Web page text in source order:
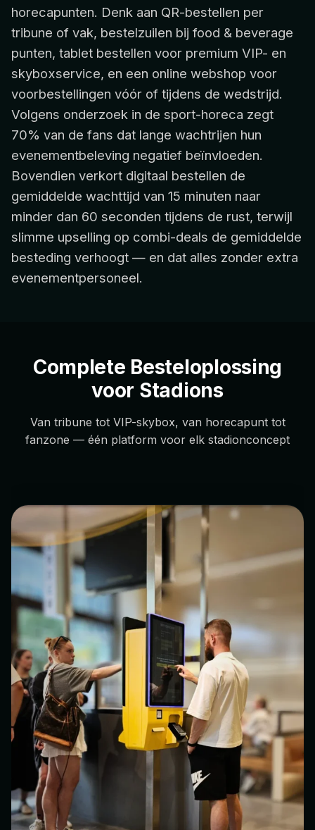
horecapunten. Denk aan QR-bestellen per
tribune of vak, bestelzuilen bij food & beverage
punten, tablet bestellen voor premium VIP- en
skyboxservice, en een online webshop voor
voorbestellingen vóór of tijdens de wedstrijd.
Volgens onderzoek in de sport-horeca zegt
70% van de fans dat lange wachtrijen hun
evenementbeleving negatief beïnvloeden.
Bovendien verkort digitaal bestellen de
gemiddelde wachttijd van 15 minuten naar
minder dan 60 seconden tijdens de rust, terwijl
slimme upselling op combi-deals de gemiddelde
besteding verhoogt — en dat alles zonder extra
evenementpersoneel.
Complete Besteloplossing
voor Stadions
Van tribune tot VIP-skybox, van horecapunt tot
fanzone — één platform voor elk stadionconcept